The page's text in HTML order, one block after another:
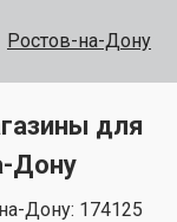
Ростов-на-Дону
для
Дону
Дону: 174125